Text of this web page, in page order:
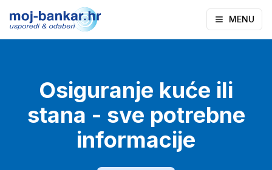
MENU
Osiguranje kuće ili
stana - sve potrebne
informacije